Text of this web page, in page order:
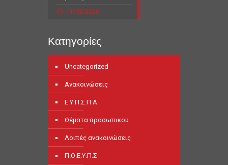
11/03/2026
Κατηγορίες
Uncategorized
Ανακοινώσεις
Ε.Υ.Π.Σ.Π.Α
Θέματα προσωπικού
Λοιπές ανακοινώσεις
Π.Ο.Ε.Υ.Π.Σ